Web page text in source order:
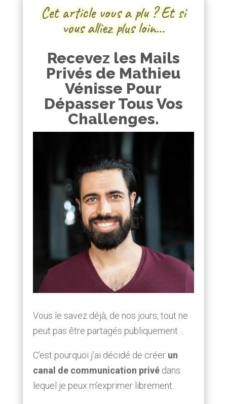
Cet article vous a plu ? Et si
vous alliez plus loin…
Recevez les Mails
Privés de Mathieu
Vénisse Pour
Dépasser Tous Vos
Challenges.
Vous le savez déjà, de nos jours, tout ne
peut pas être partagés publiquement…
C’est pourquoi j’ai décidé de créer un
canal de communication privé dans
lequel je peux m’exprimer librement.